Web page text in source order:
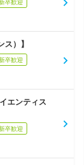
卒歓迎
）】
卒歓迎
エンティス
卒歓迎